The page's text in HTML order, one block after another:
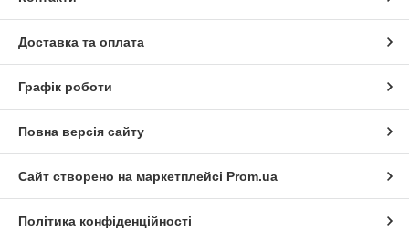
Доставка та оплата
Графік роботи
Повна версія сайту
Сайт створено на маркетплейсі Prom.ua
Політика конфіденційності